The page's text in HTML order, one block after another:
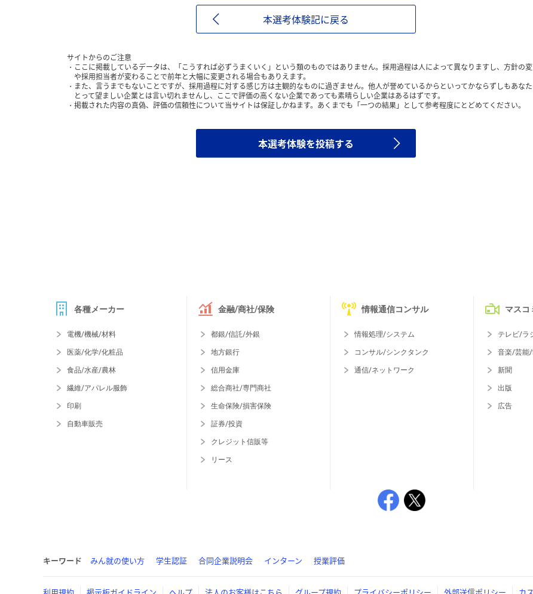
本選考体験記に戻る
サイトからのご注意
ここに掲載しているデータは、「こうすれば必ずうまくいく」という類のものではありません。採用過程は人によって異なりますし、方針の
や採用担当者が変わることで前年と大幅に変更される場合もありえます。
また、言うまでもないことですが、採用過程に対する感じ方は主観的なものに過ぎません。他人が誉めているからといってかならずしもあな
とって望ましい企業とは言い切れませんし、ここで評価の高くない企業であっても素晴らしい企業はあるはずです。
掲載された内容の真偽、評価の信頼性について当サイトは保証しかねます。あくまでも「一つの結果」として参考程度にとどめてください。
本選考体験を投稿する
各種メーカー
電機/機械/材料
医薬/化学/化粧品
食品/水産/農林
繊維/アパレル服飾
印刷
自動車販売
金融/商社/保険
都銀/信託/外銀
地方銀行
信用金庫
総合商社/専門商社
生命保険/損害保険
証券/投資
クレジット信販等
リース
情報通信コンサル
情報処理/システム
コンサル/シンクタンク
通信/ネットワーク
マスコ
テレビ/ラ
音楽/芸能
新聞
出版
広告
キーワード みん就の使い方 学生認証 合同企業説明会 インターン 授業評価